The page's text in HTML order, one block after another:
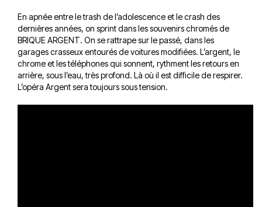
En apnée entre le trash de l’adolescence et le crash des
dernières années, on sprint dans les souvenirs chromés de
BRIQUE ARGENT. On se rattrape sur le passé, dans les
garages crasseux entourés de voitures modifiées. L’argent, le
chrome et les téléphones qui sonnent, rythment les retours en
arrière, sous l’eau, très profond. Là où il est difficile de respirer.
L’opéra Argent sera toujours sous tension.